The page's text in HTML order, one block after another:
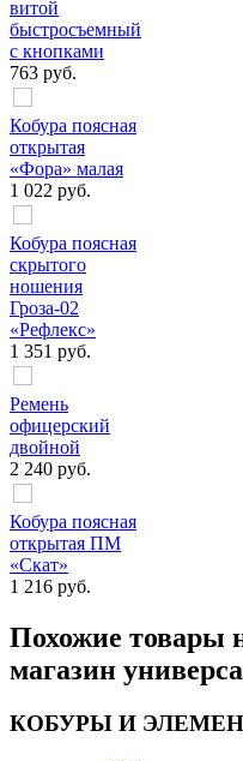
витой
быстросъемный
с кнопками
763 руб.
Кобура поясная
открытая
«Фора» малая
1 022 руб.
Кобура поясная
скрытого
ношения
Гроза-02
«Рефлекс»
1 351 руб.
Ремень
офицерский
двойной
2 240 руб.
Кобура поясная
открытая ПМ
«Скат»
1 216 руб.
Похожие товары
магазин
КОБУРЫ И